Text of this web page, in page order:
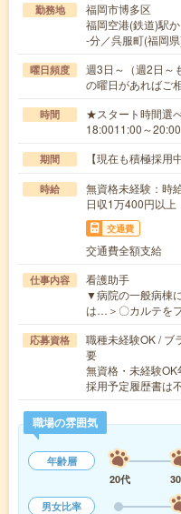
勤務地
福岡市博多区
福岡空港(鉄道)駅
-分／呉服町(福岡
曜日頻度
週3日～（週2日～
の曜日があればご
時間
★スタート時間選
18:0011:00～
期間 【現在も積極採用
時給
無資格未経験：
日収1万400円以上
交通費
交通費全額支給
仕事内容
看護助手
▼病院の一般病棟
は…＞〇カルテを
応募資格
職種未経験OK / ブ
要
無資格・未経験
採用予定履歴書は
職場の雰囲気
年齢層
20代
男女比率